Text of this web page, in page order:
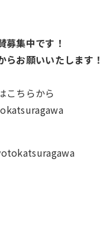
募集中です！
お願いいたします！
こちらから